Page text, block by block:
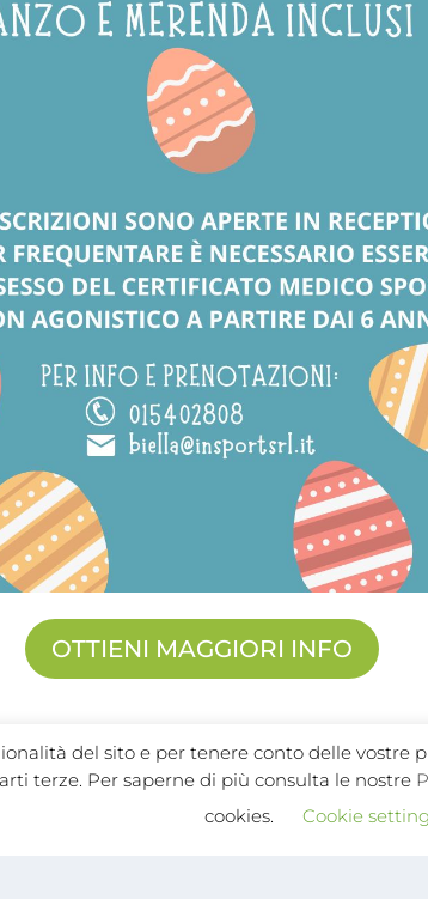
OTTIENI MAGGIORI INFO
CONDIVIDERE:
del sito e per tenere conto delle
terze. Per saperne di più consulta le nostre
cookies.
Cookie